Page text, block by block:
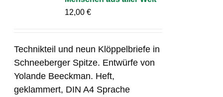
12,00€
Technikteil und neun Klöppelbriefe in
Schneeberger Spitze. Entwürfe von
Yolande Beeckman. Heft,
geklammert, DIN A4 Sprache